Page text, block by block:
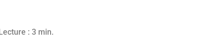
2022 : 3 min.